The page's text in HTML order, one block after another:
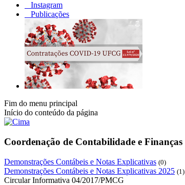
Instagram
Publicações
Fim do menu principal
Início do conteúdo da página
Coordenação de Contabilidade e Finanças
Demonstrações Contábeis e Notas Explicativas (0)
Demonstrações Contábeis e Notas Explicativas 2025 (1)
Circular Informativa 04/2017/PMCG